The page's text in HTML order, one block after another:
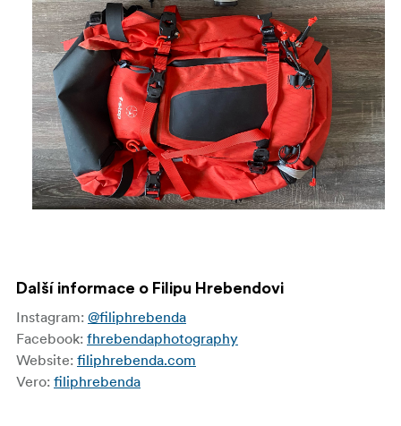
Další informace o Filipu Hrebendovi
Instagram: @filiphrebenda
Facebook: fhrebendaphotography
Website: filiphrebenda.com
Vero: filiphrebenda